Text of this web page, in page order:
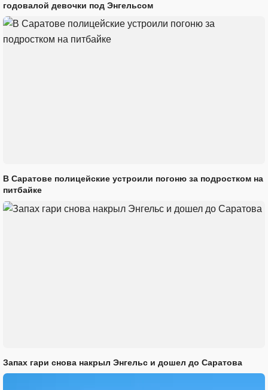
годовалой девочки под Энгельсом
В Саратове полицейские устроили погоню за подростком на
питбайке
Запах гари снова накрыл Энгельс и дошел до Саратова